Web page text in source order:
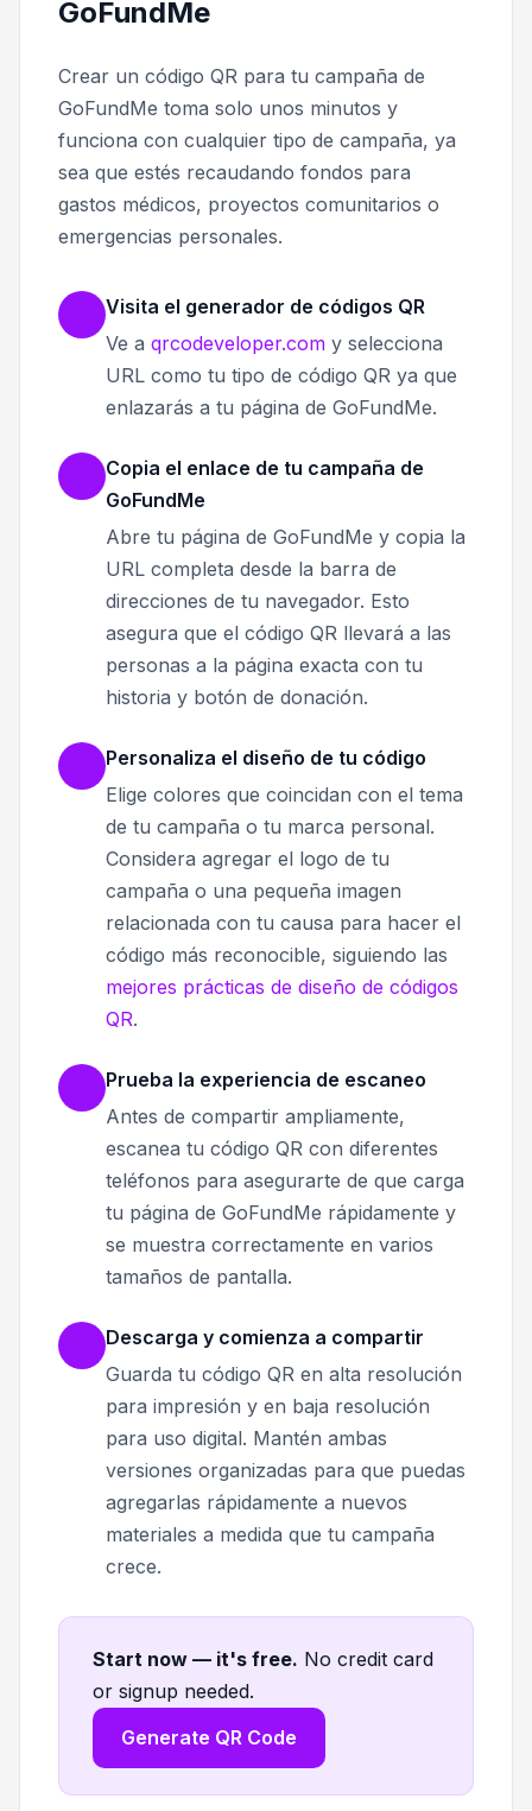
GoFundMe
Crear un código QR para tu campaña de
GoFundMe toma solo unos minutos y
funciona con cualquier tipo de campaña, ya
sea que estés recaudando fondos para
gastos médicos, proyectos comunitarios o
emergencias personales.
Visita el generador de códigos QR
Ve a qrcodeveloper.com y selecciona
URL como tu tipo de código QR ya que
enlazarás a tu página de GoFundMe.
Copia el enlace de tu campaña de
GoFundMe
Abre tu página de GoFundMe y copia la
URL completa desde la barra de
direcciones de tu navegador. Esto
asegura que el código QR llevará a las
personas a la página exacta con tu
historia y botón de donación.
Personaliza el diseño de tu código
Elige colores que coincidan con el tema
de tu campaña o tu marca personal.
Considera agregar el logo de tu
campaña o una pequeña imagen
relacionada con tu causa para hacer el
código más reconocible, siguiendo las
mejores prácticas de diseño de códigos
QR.
Prueba la experiencia de escaneo
Antes de compartir ampliamente,
escanea tu código QR con diferentes
teléfonos para asegurarte de que carga
tu página de GoFundMe rápidamente y
se muestra correctamente en varios
tamaños de pantalla.
Descarga y comienza a compartir
Guarda tu código QR en alta resolución
para impresión y en baja resolución
para uso digital. Mantén ambas
versiones organizadas para que puedas
agregarlas rápidamente a nuevos
materiales a medida que tu campaña
crece.
Start now — it's free. No credit card
or signup needed.
Generate QR Code